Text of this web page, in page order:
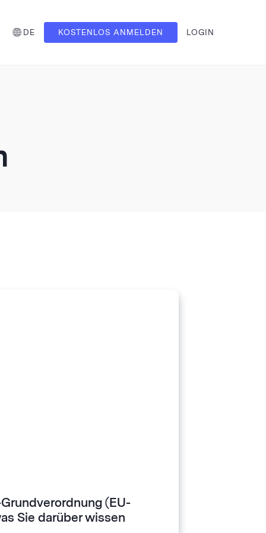
DE KOSTENLOS ANMELDEN LOGIN
(EU-
Sie darüber wissen